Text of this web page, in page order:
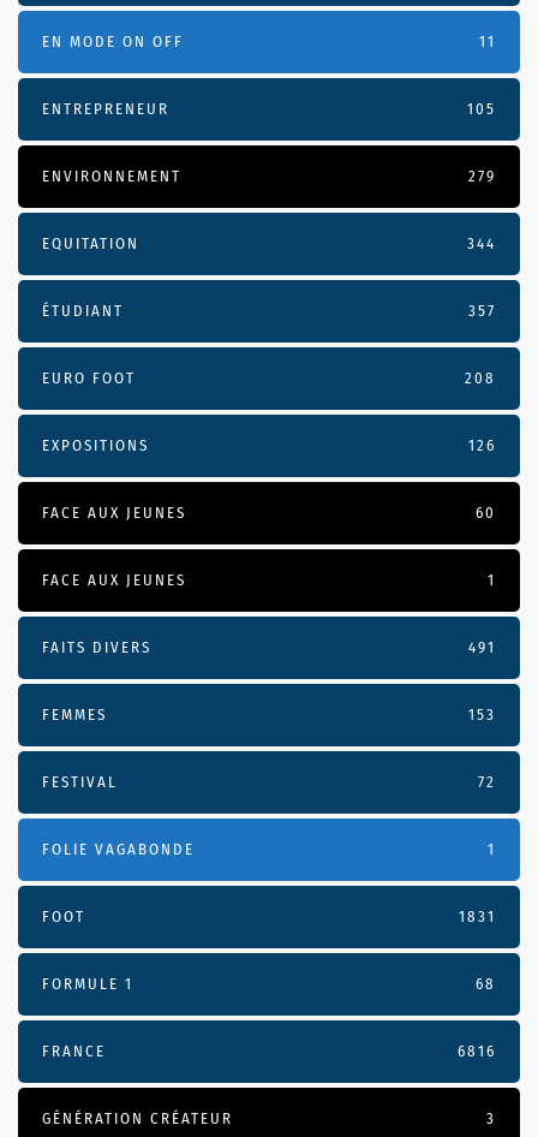
EN MODE ON OFF 11
ENTREPRENEUR 105
ENVIRONNEMENT 279
EQUITATION 344
ÉTUDIANT 357
EURO FOOT 208
EXPOSITIONS 126
FACE AUX JEUNES 60
FACE AUX JEUNES 1
FAITS DIVERS 491
FEMMES 153
FESTIVAL 72
FOLIE VAGABONDE 1
FOOT 1831
FORMULE 1 68
FRANCE 6816
GÉNÉRATION CRÉATEUR 3